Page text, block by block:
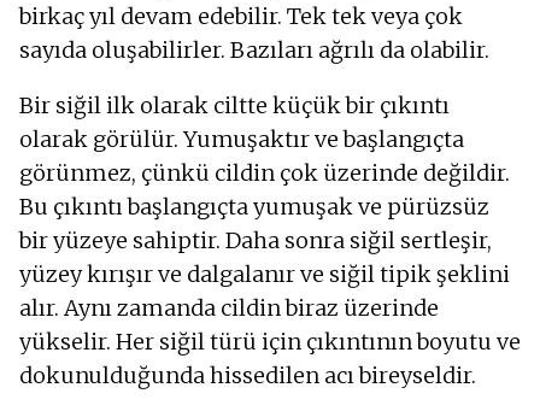
birkaç yıl devam edebilir. Tek tek veya çok
sayıda oluşabilirler. Bazıları ağrılı da olabilir.
Bir siğil ilk olarak ciltte küçük bir çıkıntı
olarak görülür. Yumuşaktır ve başlangıçta
görünmez, çünkü cildin çok üzerinde değildir.
Bu çıkıntı başlangıçta yumuşak ve pürüzsüz
bir yüzeye sahiptir. Daha sonra siğil sertleşir,
yüzey kırışır ve dalgalanır ve siğil tipik şeklini
alır. Aynı zamanda cildin biraz üzerinde
yükselir. Her siğil türü için çıkıntının boyutu ve
dokunulduğunda hissedilen acı bireyseldir.